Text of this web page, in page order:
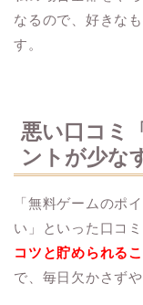
なるので、好きな
す。
悪い口コミ
ントが少な
「無料ゲームのポ
い」といった口コ
コツと貯められる
で、毎日欠かさず